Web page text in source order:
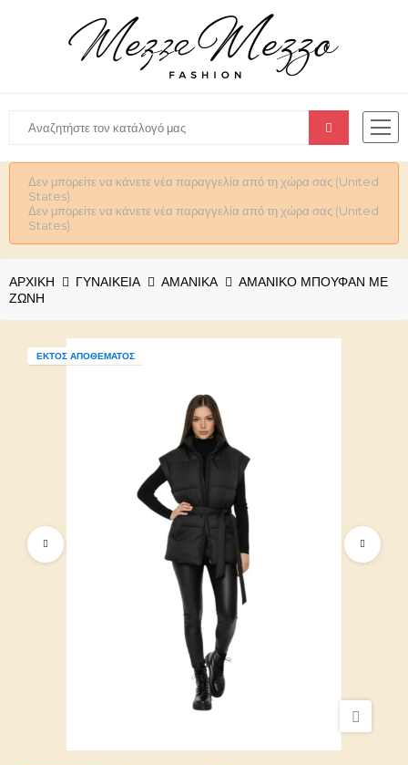
Δεν μπορείτε να κάνετε νέα παραγγελία από τη χώρα σας (United
States).
Δεν μπορείτε να κάνετε νέα παραγγελία από τη χώρα σας (United
States).
ΑΡΧΙΚΉ ΓΥΝΑΙΚΕΊΑ ΑΜΑΝΙΚΑ
ΑΜΆΝΙΚΟ ΜΠΟΥΦΆΝ ΜΕ
ΖΏΝΗ
ΕΚΤΌΣ ΑΠΟΘΈΜΑΤΟΣ